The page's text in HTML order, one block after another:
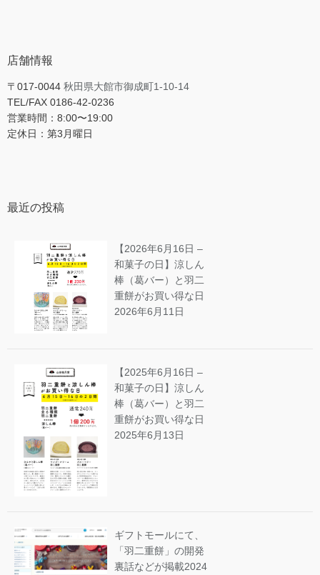
店舗情報
〒017-0044 秋田県大館市御成町1-10-14
TEL/FAX 0186-42-0236
営業時間：8:00〜19:00
定休日：第3月曜日
最近の投稿
【2026年6月16日 –
和菓子の日】涼しん
棒（葛バー）と羽二
重餅がお買い得な日
2026年6月11日
【2025年6月16日 –
和菓子の日】涼しん
棒（葛バー）と羽二
重餅がお買い得な日
2025年6月13日
ギフトモールにて、
「羽二重餅」の開発
裏話などが掲載2024